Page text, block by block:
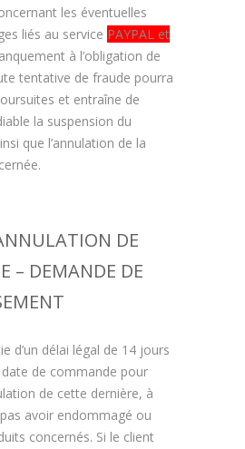
les éventuelles
liés au service PAYPAL et
à l’obligation de
tentative de fraude pourra
et entraîne de
la suspension du
que l’annulation de la
DE
– DEMANDE DE
d’un délai légal de 14 jours
de commande pour
de cette dernière, à
avoir endommagé ou
concernés. Si le client